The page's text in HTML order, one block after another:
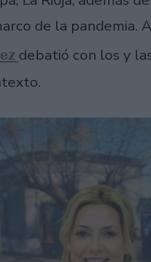
de la pandemia.
debatió con los y